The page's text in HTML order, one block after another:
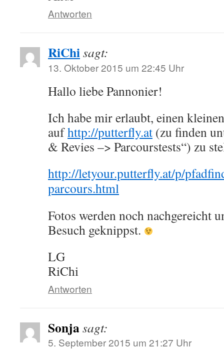
Antworten
RiChisagt:
13. Oktober 2015 um 22:45 Uhr
Hallo liebe Pannonier!
Ich habe mir erlaubt, einen
aufhttp://putterfly.at (zu finden
& Revies –> Parcourstests“) zu
http://letyour.putterfly.at/p/
parcours.html
Fotos werden noch nachgereicht
Besuch geknippst.
LG
RiChi
Antworten
Sonjasagt:
5. September 2015 um 21:27 Uhr